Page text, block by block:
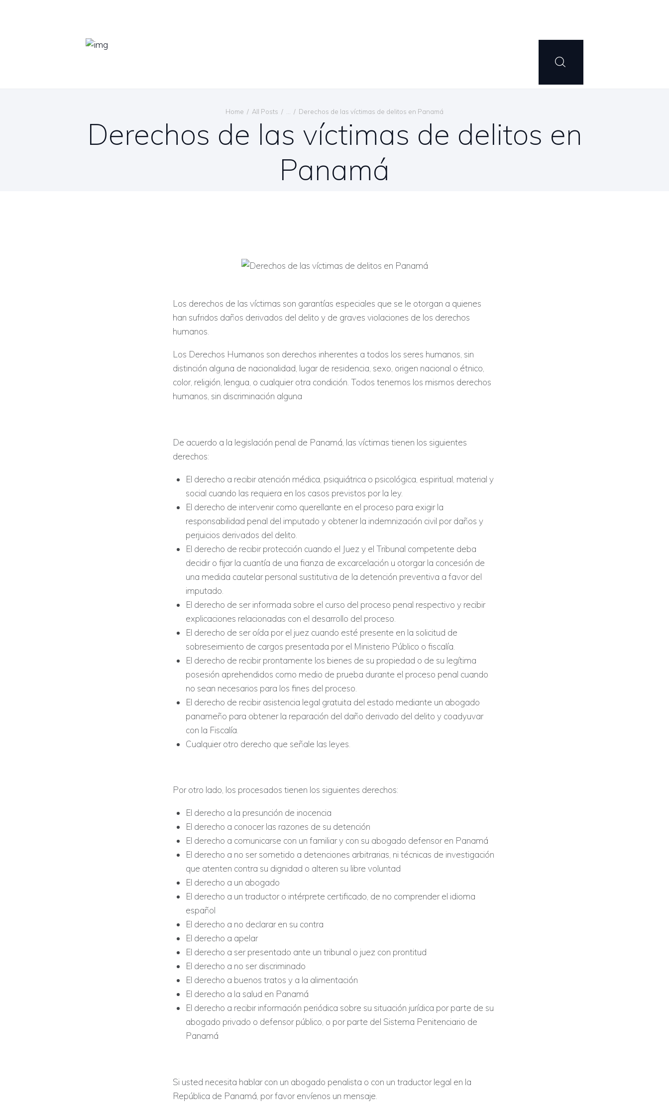
Home All Posts Derechos de las víctimas de delitos en Panamá
Derechos de las víctimas de delitos en
Panamá
Los derechos de las víctimas son garantías especiales que se le otorgan a quienes
han sufridos daños derivados del delito y de graves violaciones de los derechos
humanos.
Los Derechos Humanos son derechos inherentes a todos los seres humanos, sin
distinción alguna de nacionalidad, lugar de residencia, sexo, origen nacional o étnico,
color, religión, lengua, o cualquier otra condición. Todos tenemos los mismos derechos
humanos, sin discriminación alguna
De acuerdo a la legislación penal de Panamá, las víctimas tienen los siguientes
derechos:
El derecho a recibir atención médica, psiquiátrica o psicológica, espiritual, material y
social cuando las requiera en los casos previstos por la ley.
El derecho de intervenir como querellante en el proceso para exigir la
responsabilidad penal del imputado y obtener la indemnización civil por daños y
perjuicios derivados del delito.
El derecho de recibir protección cuando el Juez y el Tribunal competente deba
decidir o fijar la cuantía de una fianza de excarcelación u otorgar la concesión de
una medida cautelar personal sustitutiva de la detención preventiva a favor del
imputado.
El derecho de ser informada sobre el curso del proceso penal respectivo y recibir
explicaciones relacionadas con el desarrollo del proceso.
El derecho de ser oída por el juez cuando esté presente en la solicitud de
sobreseimiento de cargos presentada por el Ministerio Público o fiscalía.
El derecho de recibir prontamente los bienes de su propiedad o de su legítima
posesión aprehendidos como medio de prueba durante el proceso penal cuando
no sean necesarios para los fines del proceso.
El derecho de recibir asistencia legal gratuita del estado mediante un abogado
panameño para obtener la reparación del daño derivado del delito y coadyuvar
con la Fiscalía.
Cualquier otro derecho que señale las leyes.
Por otro lado, los procesados tienen los siguientes derechos:
El derecho a la presunción de inocencia
El derecho a conocer las razones de su detención
El derecho a comunicarse con un familiar y con su abogado defensor en Panamá
El derecho a no ser sometido a detenciones arbitrarias, ni técnicas de investigación
que atenten contra su dignidad o alteren su libre voluntad
El derecho a un abogado
El derecho a un traductor o intérprete certificado, de no comprender el idioma
español
El derecho a no declarar en su contra
El derecho a apelar
El derecho a ser presentado ante un tribunal o juez con prontitud
El derecho a no ser discriminado
El derecho a buenos tratos y a la alimentación
El derecho a la salud en Panamá
El derecho a recibir información periódica sobre su situación jurídica por parte de su
abogado privado o defensor público, o por parte del Sistema Penitenciario de
Panamá
Si usted necesita hablar con un abogado penalista o con un traductor legal en la
República de Panamá, por favor envíenos un mensaje.